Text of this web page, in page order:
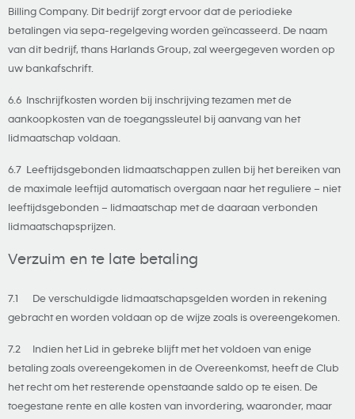
Billing Company. Dit bedrijf zorgt ervoor dat de periodieke
betalingen via sepa-regelgeving worden geïncasseerd. De naam
van dit bedrijf, thans Harlands Group, zal weergegeven worden op
uw bankafschrift.
6.6 Inschrijfkosten worden bij inschrijving tezamen met de
aankoopkosten van de toegangssleutel bij aanvang van het
lidmaatschap voldaan.
6.7 Leeftijdsgebonden lidmaatschappen zullen bij het bereiken van
de maximale leeftijd automatisch overgaan naar het reguliere – niet
leeftijdsgebonden – lidmaatschap met de daaraan verbonden
lidmaatschapsprijzen.
Verzuim en te late betaling
7.1 De verschuldigde lidmaatschapsgelden worden in rekening
gebracht en worden voldaan op de wijze zoals is overeengekomen.
7.2 Indien het Lid in gebreke blijft met het voldoen van enige
betaling zoals overeengekomen in de Overeenkomst, heeft de Club
het recht om het resterende openstaande saldo op te eisen. De
toegestane rente en alle kosten van invordering, waaronder, maar